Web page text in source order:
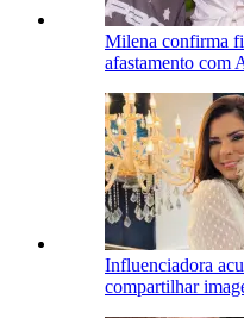
Milena confirma
afastamento com
Influenciadora
compartilhar